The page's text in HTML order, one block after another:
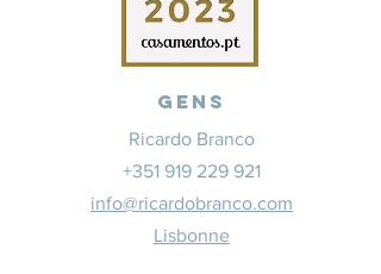
Gens
Ricardo Branco
+351 919 229 921
info@ricardobranco.com
Lisbonne